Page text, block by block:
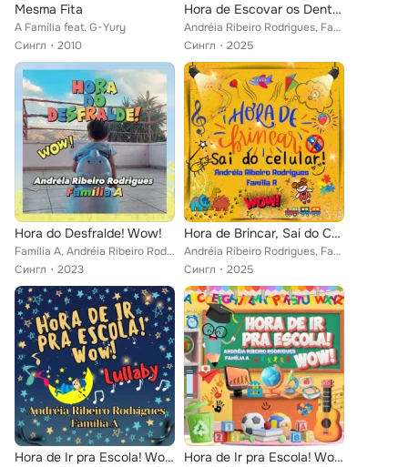
Mesma Fita
A Família feat. G-Yury
Сингл
2010
Hora de Escovar os Dentes! Wow! Lullaby
Andréia Ribeiro Rodrigues, Família A
Сингл
2025
Hora do Desfralde! Wow!
Família A, Andréia Ribeiro Rodrigues
Сингл
2023
Hora de Brincar, Sai do Celular! Wow!
Andréia Ribeiro Rodrigues, Família A
Сингл
2025
Hora de Ir pra Escola! Wow ! Lullaby Hora de Ir pra Escola! Wow!